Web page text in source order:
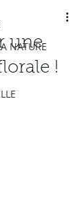
NATURE
une
!